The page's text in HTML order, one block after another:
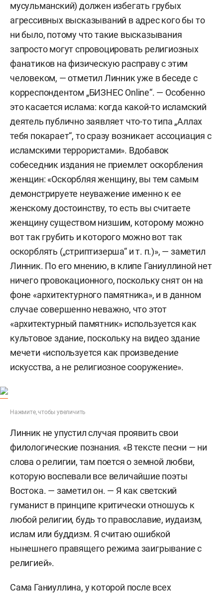
мусульманский) должен избегать грубых
агрессивных высказываний в адрес кого бы то
ни было, потому что такие высказывания
запросто могут спровоцировать религиозных
фанатиков на физическую расправу с этим
человеком, — отметил Линник уже в беседе с
корреспондентом „БИЗНЕС Online“. — Особенно
это касается ислама: когда какой-то исламский
деятель публично заявляет что-то типа „Аллах
тебя покарает“, то сразу возникает ассоциация с
исламскими террористами». Вдобавок
собеседник издания не приемлет оскорбления
женщин: «Оскорбляя женщину, вы тем самым
демонстрируете неуважение именно к ее
женскому достоинству, то есть вы считаете
женщину существом низшим, которому можно
вот так грубить и которого можно вот так
оскорблять („стриптизерша“ и т. п.)», — заметил
Линник. По его мнению, в клипе Ганиуллиной нет
ничего провокационного, поскольку снят он на
фоне «архитектурного памятника», и в данном
случае совершенно неважно, что этот
«архитектурный памятник» используется как
культовое здание, поскольку на видео здание
мечети «используется как произведение
искусства, а не религиозное сооружение».
Нажмите, чтобы увеличить
Линник не упустил случая проявить свои
филологические познания. «В тексте песни — ни
слова о религии, там поется о земной любви,
которую воспевали все величайшие поэты
Востока. — заметил он. — Я как светский
гуманист в принципе критически отношусь к
любой религии, будь то православие, иудаизм,
ислам или буддизм. Я считаю ошибкой
нынешнего правящего режима заигрывание с
религией».
Сама Ганиуллина, у которой после всех